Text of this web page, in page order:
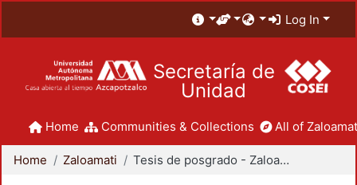
Log In
Secretaría de
Unidad
Home Communities & Collections All of
Home Zaloamati Tesis de posgrado - Zaloamati